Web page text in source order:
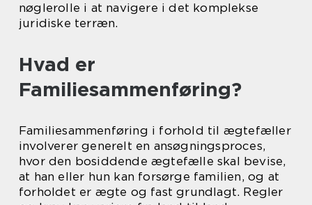
nøglerolle i at navigere i det komplekse
juridiske terræn.
Hvad er
Familiesammenføring?
Familiesammenføring i forhold til ægtefæller
involverer generelt en ansøgningsproces,
hvor den bosiddende ægtefælle skal bevise,
at han eller hun kan forsørge familien, og at
forholdet er ægte og fast grundlagt. Regler